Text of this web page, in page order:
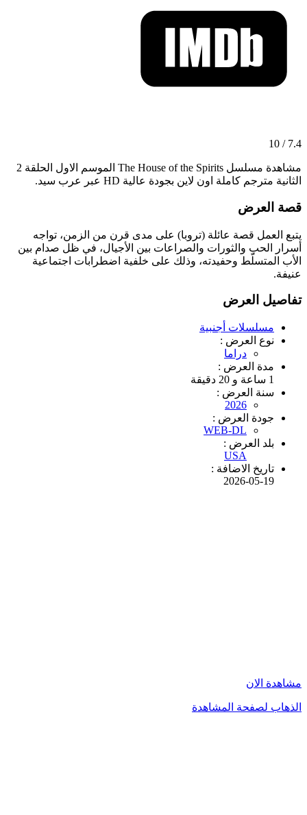
7.4 / 10
مشاهدة مسلسل The House of the Spirits الموسم الاول الحلقة 2
الثانية مترجم كاملة اون لاين بجودة عالية HD عبر عرب سيد.
قصة العرض
يتبع العمل قصة عائلة (تروبا) على مدى قرن من الزمن، تواجه
أسرار الحب والثورات والصراعات بين الأجيال، في ظل صدام بين
الأب المتسلّط وحفيدته، وذلك على خلفية اضطرابات اجتماعية
عنيفة.
تفاصيل العرض
مسلسلات أجنبية
نوع العرض :
دراما
مدة العرض :
1 ساعة و 20 دقيقة
سنة العرض :
2026
جودة العرض :
WEB-DL
بلد العرض :
USA
تاريخ الاضافة :
2026-05-19
مشاهدة الان
الذهاب لصفحة المشاهدة